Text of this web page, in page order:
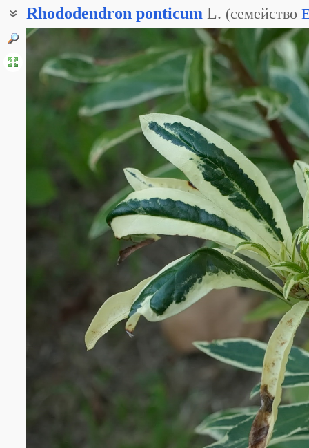
Rhododendron ponticum L. (семейство